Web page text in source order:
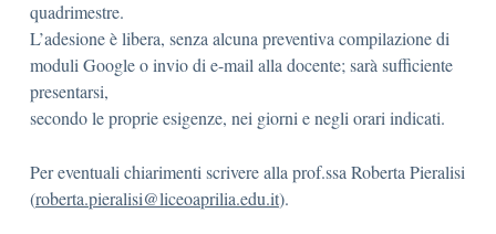
quadrimestre.
L’adesione è libera, senza alcuna preventiva compilazione di
moduli Google o invio di e-mail alla docente; sarà sufficiente
presentarsi,
secondo le proprie esigenze, nei giorni e negli orari indicati.
Per eventuali chiarimenti scrivere alla prof.ssa Roberta Pieralisi
(roberta.pieralisi@liceoaprilia.edu.it).